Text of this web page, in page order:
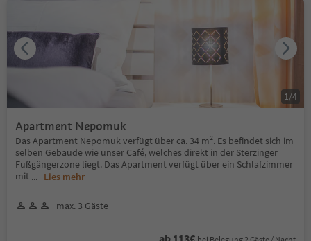
Apartment Nepomuk
Das Apartment Nepomuk verfügt über ca. 34 m². Es befindet sich im
selben Gebäude wie unser Café, welches direkt in der Sterzinger
Fußgängerzone liegt. Das Apartment verfügt über ein Schlafzimmer
mit ... Lies mehr
max. 3 Gäste
ab 113€
1 /4